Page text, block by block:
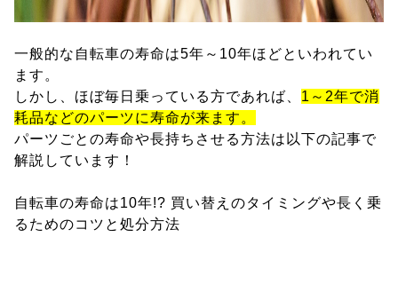
一般的な自転車の寿命は5年～10年ほどといわれてい
ます。
しかし、ほぼ毎日乗っている方であれば、 1～2年で消
耗品などのパーツに寿命が来ます。
パーツごとの寿命や長持ちさせる方法は以下の記事で
解説しています！
自転車の寿命は10年!? 買い替えのタイミングや長く乗
るためのコツと処分方法